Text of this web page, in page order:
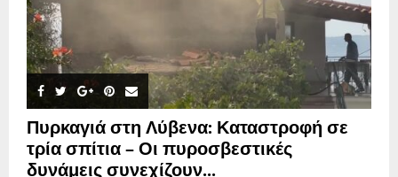
Πυρκαγιά στη Λύβενα: Καταστροφή σε
τρία σπίτια – Οι πυροσβεστικές